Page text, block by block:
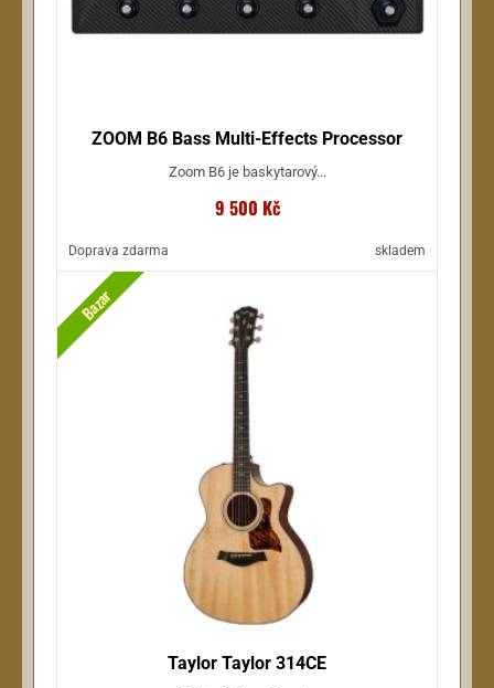
ZOOM B6 Bass Multi-Effects Processor
Zoom B6 je baskytarový...
9 500 Kč
Doprava zdarma skladem
Taylor Taylor 314CE
Bazar